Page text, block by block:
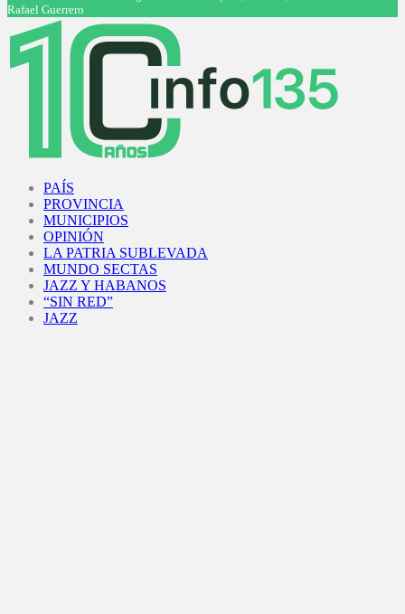
Rafael Guerrero
PAÍS
PROVINCIA
MUNICIPIOS
OPINIÓN
LA PATRIA SUBLEVADA
MUNDO SECTAS
JAZZ Y HABANOS
“SIN RED”
JAZZ